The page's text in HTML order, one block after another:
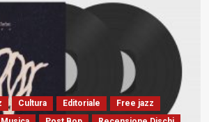
Cultura Editoriale
Free jazz